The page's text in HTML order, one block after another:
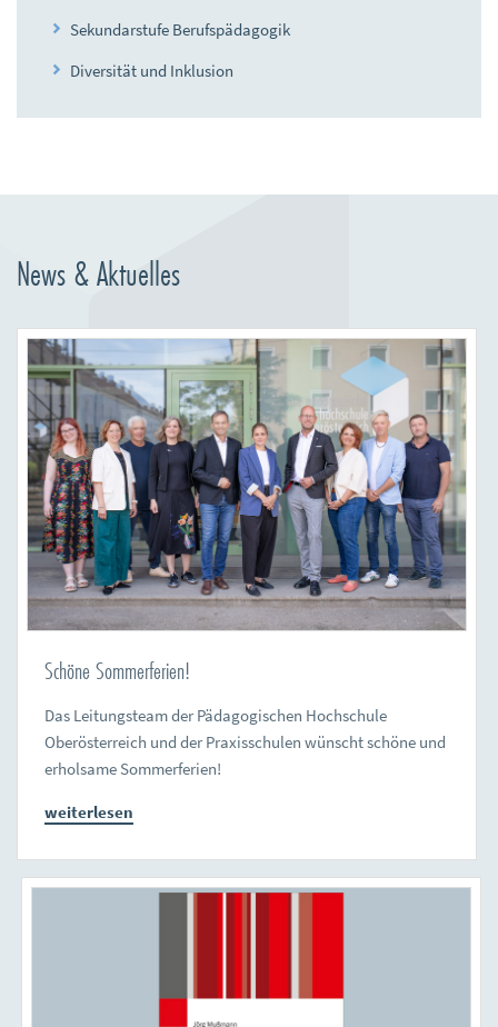
Sekundarstufe Berufspädagogik
Diversität und Inklusion
News & Aktuelles
Schöne Sommerferien!
Das Leitungsteam der Pädagogischen Hochschule
Oberösterreich und der Praxisschulen wünscht schöne und
erholsame Sommerferien!
weiterlesen